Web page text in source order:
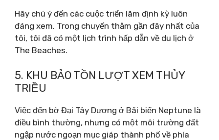
Hãy chú ý đến các cuộc triển lãm định kỳ luôn
đáng xem. Trong chuyến thăm gần đây nhất của
tôi, tôi đã có một lịch trình hấp dẫn về du lịch ở
The Beaches.
5. KHU BẢO TỒN LƯỢT XEM THỦY
TRIỀU
Việc đến bờ Đại Tây Dương ở Bãi biển Neptune là
điều bình thường, nhưng có một môi trường đất
ngập nước ngoạn mục giáp thành phố về phía